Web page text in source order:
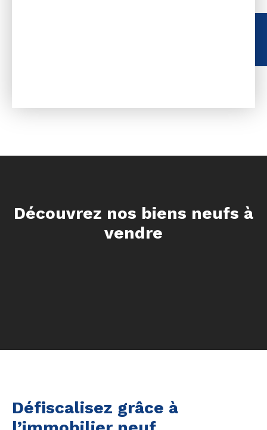
Découvrez nos biens neufs à
vendre
Défiscalisez grâce à